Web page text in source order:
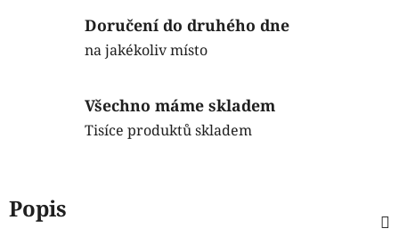
Doručení do druhého dne
na jakékoliv místo
Všechno máme skladem
Tisíce produktů skladem
Popis